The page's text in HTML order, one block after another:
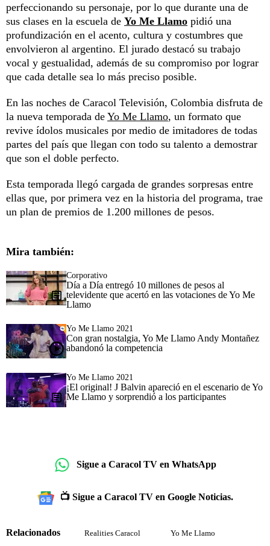
perfeccionando su personaje, por lo que durante una de
sus clases en la escuela de Yo Me Llamo pidió una
profundización en el acento, cultura y costumbres que
envolvieron al argentino. El jurado destacó su trabajo
vocal y gestualidad, además de su compromiso por lograr
que cada detalle sea lo más preciso posible.
En las noches de Caracol Televisión, Colombia disfruta de
la nueva temporada de Yo Me Llamo, un formato que
revive ídolos musicales por medio de imitadores de todas
partes del país que llegan con todo su talento a demostrar
que son el doble perfecto.
Esta temporada llegó cargada de grandes sorpresas entre
ellas que, por primera vez en la historia del programa, trae
un plan de premios de 1.200 millones de pesos.
Mira también:
Corporativo
Día a Día entregó 10 millones de pesos al
televidente que acertó en las votaciones de Yo Me
Llamo
Yo Me Llamo 2021
Con gran nostalgia, Yo Me Llamo Andy Montañez
abandonó la competencia
Yo Me Llamo 2021
¡El original! J Balvin apareció en el escenario de Yo
Me Llamo y sorprendió a los participantes
Sigue a Caracol TV en WhatsApp
📺 Sigue a Caracol TV en Google Noticias.
Relacionados Realities Caracol Yo Me Llamo